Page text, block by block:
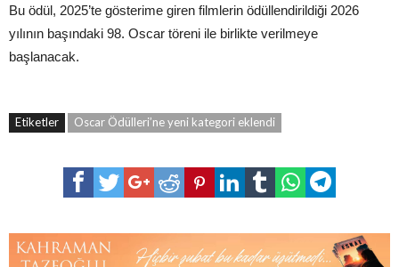
Bu ödül, 2025’te gösterime giren filmlerin ödüllendirildiği 2026
yılının başındaki 98. Oscar töreni ile birlikte verilmeye
başlanacak.
Etiketler Oscar Ödülleri’ne yeni kategori eklendi